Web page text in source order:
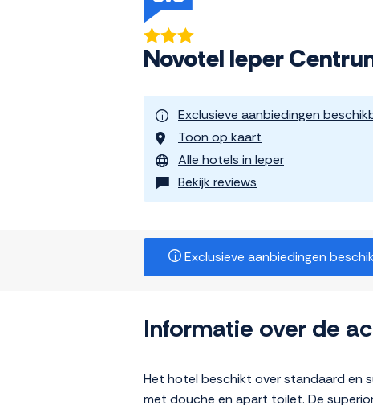
Novotel Ieper
Exclusieve aanbiedingen
Toon op kaart
Alle hotels in Ieper
Bekijk reviews
Exclusieve aanbiedingen
Informatie over de
Het hotel beschikt over standaard en
met douche en apart toilet. De